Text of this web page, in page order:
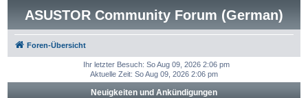
ASUSTOR Community Forum (German)
Foren-Übersicht
Ihr letzter Besuch: So Aug 09, 2026 2:06 pm
Aktuelle Zeit: So Aug 09, 2026 2:06 pm
Neuigkeiten und Ankündigungen